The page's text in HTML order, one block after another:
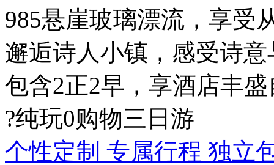
985悬崖玻璃漂流，享受
邂逅诗人小镇，感受诗意
包含2正2早，享酒店丰
?纯玩0购物三日游
个性定制 专属行程 独立